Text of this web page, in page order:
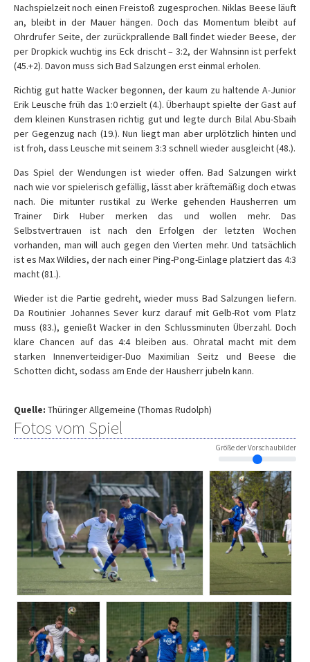
Nachspielzeit noch einen Freistoß zugesprochen. Niklas Beese läuft
an, bleibt in der Mauer hängen. Doch das Momentum bleibt auf
Ohrdrufer Seite, der zurückprallende Ball findet wieder Beese, der
per Dropkick wuchtig ins Eck drischt – 3:2, der Wahnsinn ist perfekt
(45.+2). Davon muss sich Bad Salzungen erst einmal erholen.
Richtig gut hatte Wacker begonnen, der kaum zu haltende A-Junior
Erik Leusche früh das 1:0 erzielt (4.). Überhaupt spielte der Gast auf
dem kleinen Kunstrasen richtig gut und legte durch Bilal Abu-Sbaih
per Gegenzug nach (19.). Nun liegt man aber urplötzlich hinten und
ist froh, dass Leusche mit seinem 3:3 schnell wieder ausgleicht (48.).
Das Spiel der Wendungen ist wieder offen. Bad Salzungen wirkt
nach wie vor spielerisch gefällig, lässt aber kräftemäßig doch etwas
nach. Die mitunter rustikal zu Werke gehenden Hausherren um
Trainer Dirk Huber merken das und wollen mehr. Das
Selbstvertrauen ist nach den Erfolgen der letzten Wochen
vorhanden, man will auch gegen den Vierten mehr. Und tatsächlich
ist es Max Wildies, der nach einer Ping-Pong-Einlage platziert das 4:3
macht (81.).
Wieder ist die Partie gedreht, wieder muss Bad Salzungen liefern.
Da Routinier Johannes Sever kurz darauf mit Gelb-Rot vom Platz
muss (83.), genießt Wacker in den Schlussminuten Überzahl. Doch
klare Chancen auf das 4:4 bleiben aus. Ohratal macht mit dem
starken Innenverteidiger-Duo Maximilian Seitz und Beese die
Schotten dicht, sodass am Ende der Hausherr jubeln kann.
Quelle: Thüringer Allgemeine (Thomas Rudolph)
Fotos vom Spiel
Größe der Vorschaubilder